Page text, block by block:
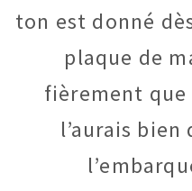
ton est donné
plaque de
fièrement que
l’aurais